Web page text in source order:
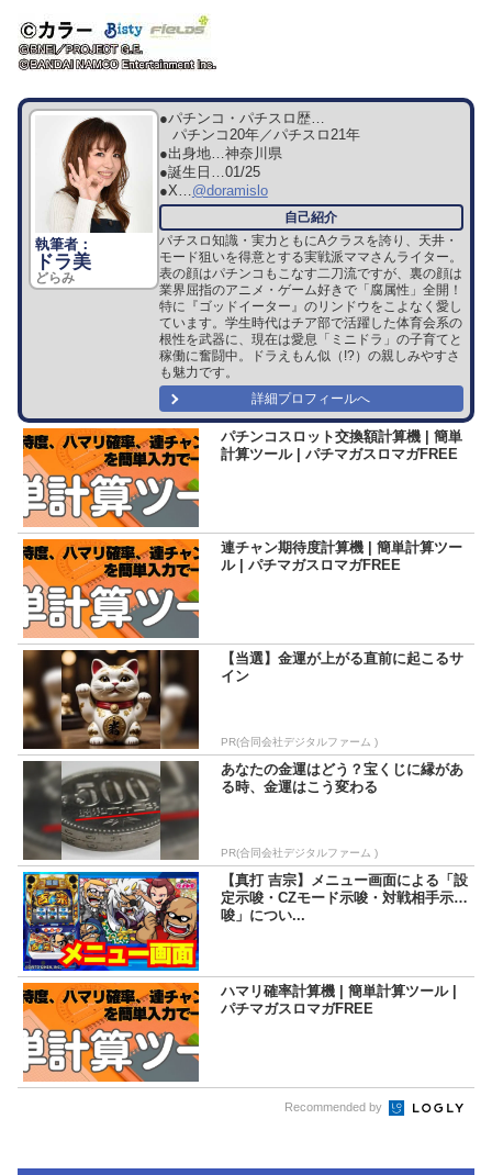
ドラ美
どらみ
●パチンコ・パチスロ歴…
パチンコ20年／パチスロ21年
●出身地…神奈川県
●誕生日…01/25
●X…@doramislo
パチスロ知識・実力ともにAクラスを誇り、天井・
モード狙いを得意とする実戦派ママさんライター。
表の顔はパチンコもこなす二刀流ですが、裏の顔は
業界屈指のアニメ・ゲーム好きで「腐属性」全開！
特に『ゴッドイーター』のリンドウをこよなく愛し
ています。学生時代はチア部で活躍した体育会系の
根性を武器に、現在は愛息「ミニドラ」の子育てと
稼働に奮闘中。ドラえもん似（!?）の親しみやすさ
も魅力です。
詳細プロフィールへ
パチンコスロット交換額計算機 | 簡単
計算ツール | パチマガスロマガFREE
連チャン期待度計算機 | 簡単計算ツー
ル | パチマガスロマガFREE
【当選】金運が上がる直前に起こるサ
イン
PR(合同会社デジタルファーム )
あなたの金運はどう？宝くじに縁があ
る時、金運はこう変わる
PR(合同会社デジタルファーム )
【真打 吉宗】メニュー画面による「設
定示唆・CZモード示唆・対戦相手示
唆」につい...
ハマリ確率計算機 | 簡単計算ツール |
パチマガスロマガFREE
Recommended by